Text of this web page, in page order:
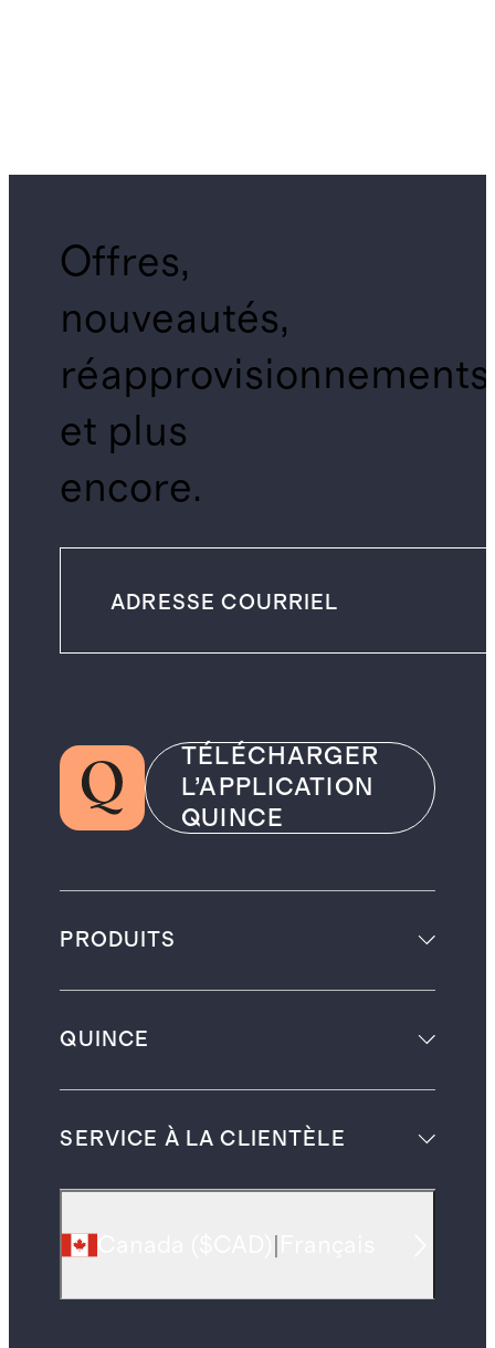
Offres,
nouveautés,
réapprovisionnements
et plus
encore.
TÉLÉCHARGER
L’APPLICATION
QUINCE
PRODUITS
QUINCE
SERVICE À LA CLIENTÈLE